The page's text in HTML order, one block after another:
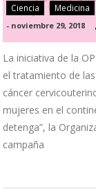
Ciencia Medicina
- noviembre 29, 2018
La iniciativa de la
el tratamiento de
cáncer
mujeres en el
detenga”, la
campaña